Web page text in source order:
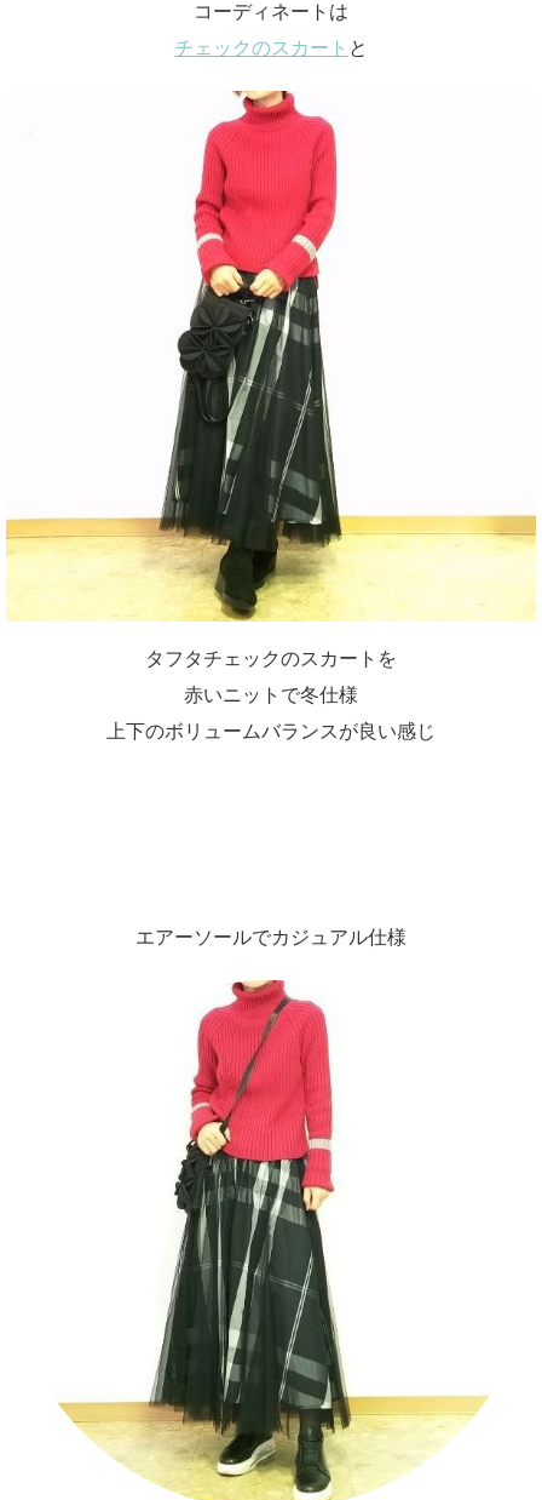
コーディネートは
チェックのスカート と
タフタチェックのスカートを
赤いニットで冬仕様
上下のボリュームバランスが良い感じ
エアーソールでカジュアル仕様